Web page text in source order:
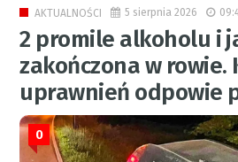
AKTUALNOŚCI 5 sierpnia 2026
2 promile alkoholu i
zakończona w rowie.
uprawnień odpowie
0